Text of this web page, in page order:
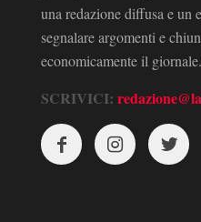
una redazione diffusa e un
segnalare argomenti e
economicamente il giornale.
SCRIVICI: